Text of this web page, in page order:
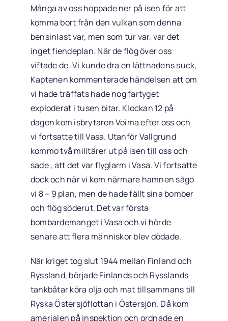
Många av oss hoppade ner på isen för att
komma bort från den vulkan som denna
bensinlast var, men som tur var, var det
inget fiendeplan. När de flög över oss
viftade de. Vi kunde dra en lättnadens suck,
Kaptenen kommenterade händelsen att om
vi hade träffats hade nog fartyget
exploderat i tusen bitar. Klockan 12 på
dagen kom isbrytaren Voima efter oss och
vi fortsatte till Vasa. Utanför Vallgrund
kommo två militärer ut på isen till oss och
sade , att det var flyglarm i Vasa. Vi fortsatte
dock och när vi kom närmare hamnen sågo
vi 8 – 9 plan, men de hade fällt sina bomber
och flög söderut. Det var första
bombardemanget i Vasa och vi hörde
senare att flera människor blev dödade.
När kriget tog slut 1944 mellan Finland och
Ryssland, började Finlands och Rysslands
tankbåtar köra olja och mat tillsammans till
Ryska Östersjöflottan i Östersjön. Då kom
amerialen på inspektion och ordnade en